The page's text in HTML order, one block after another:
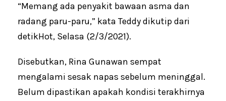
“Memang ada penyakit bawaan asma dan
radang paru-paru,” kata Teddy dikutip dari
detikHot, Selasa (2/3/2021).
Disebutkan, Rina Gunawan sempat
mengalami sesak napas sebelum meninggal.
Belum dipastikan apakah kondisi terakhirnya